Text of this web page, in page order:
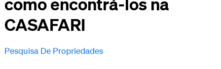
CASAFARI
Pesquisa De Propriedades